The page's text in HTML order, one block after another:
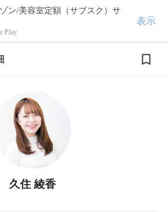
ン/美容室定額（サブスク）サ
Play
表示
久住 綾香